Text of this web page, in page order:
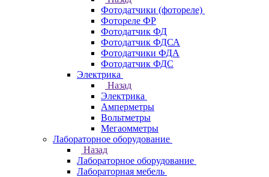
Фотодатчики (фотореле)
Фотореле ФР
Фотодатчик ФД
Фотодатчик ФДСА
Фотодатчики ФДА
Фотодатчик ФДС
Электрика
Назад
Электрика
Амперметры
Вольтметры
Мегаомметры
Лабораторное оборудование
Назад
Лабораторное оборудование
Лабораторная мебель